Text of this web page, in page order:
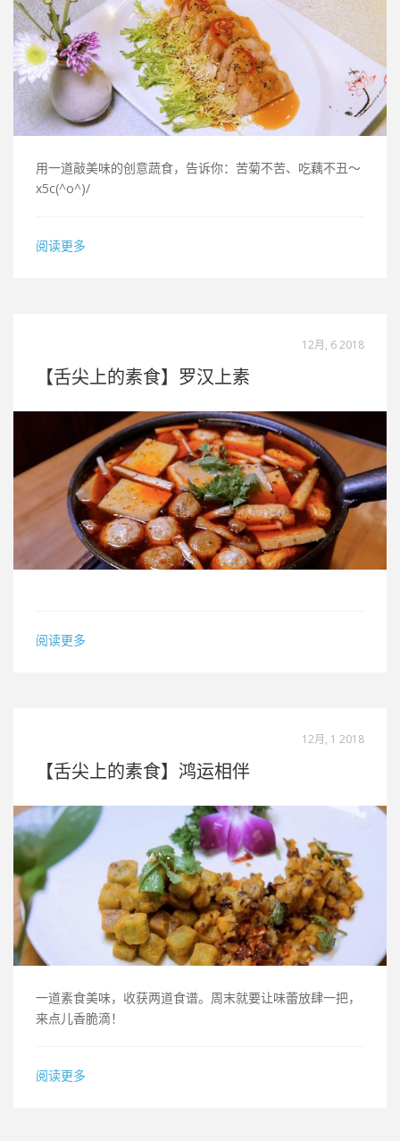
用一道敲美味的创意蔬食，告诉你：苦菊不苦、吃藕不丑～
x5c(^o^)/
阅读更多
12月, 6 2018
【舌尖上的素食】罗汉上素
阅读更多
12月, 1 2018
【舌尖上的素食】鸿运相伴
一道素食美味，收获两道食谱。周末就要让味蕾放肆一把，
来点儿香脆滴！
阅读更多